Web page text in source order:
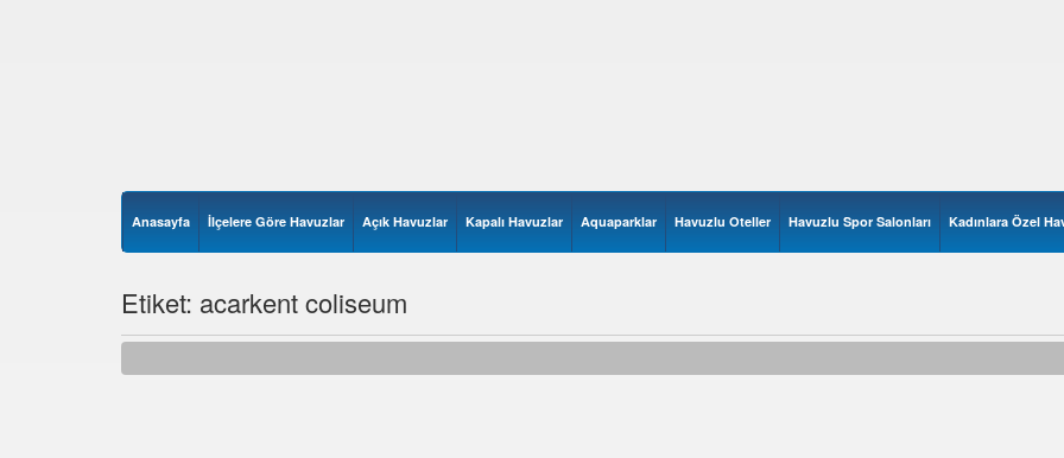
Anasayfa İlçelere Göre Havuzlar Açık Havuzlar Kapalı Havuzlar Aquaparklar Havuzlu Oteller Havuzlu Spor Salonları Kadınlara Özel
Etiket: acarkent coliseum